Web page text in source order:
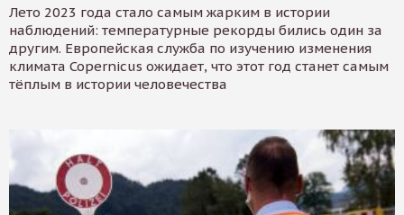
Лето 2023 года стало самым жарким в истории
наблюдений: температурные рекорды бились один за
другим. Европейская служба по изучению изменения
климата Copernicus ожидает, что этот год станет самым
тёплым в истории человечества